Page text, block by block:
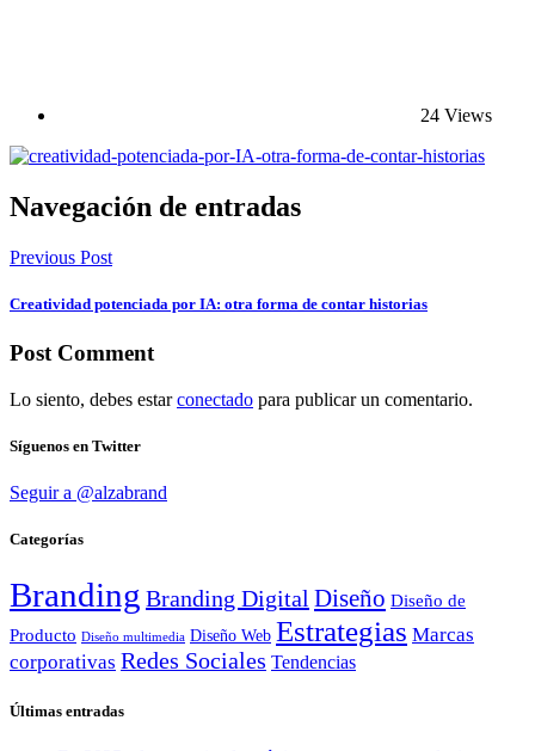
24 Views
Navegación de entradas
Previous Post
Creatividad potenciada por IA: otra forma de contar historias
Post Comment
Lo siento, debes estarconectado para publicar un comentario.
Síguenos en Twitter
Seguir a @alzabrand
Categorías
Branding Branding Digital Diseño Diseño de
Producto Diseño multimedia Diseño Web Estrategias Marcas
corporativas Redes Sociales Tendencias
Últimas entradas